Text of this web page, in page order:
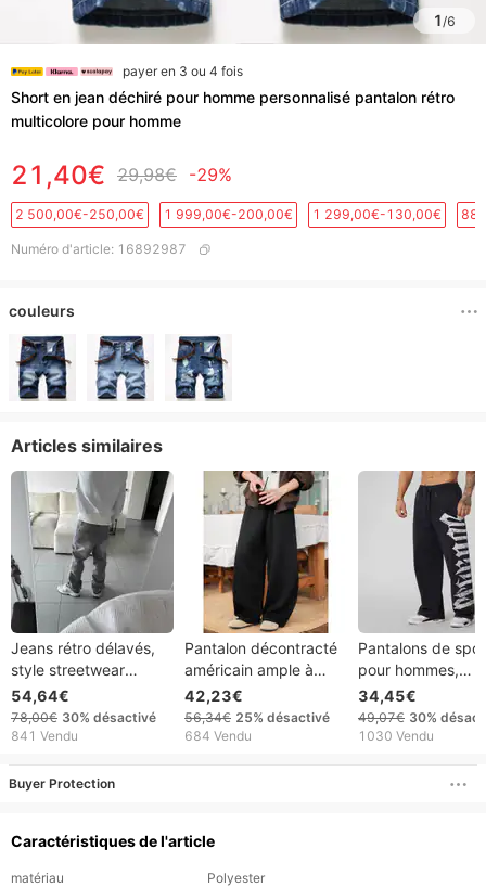
1/6
payer en 3 ou 4 fois
Short en jean déchiré pour homme personnalisé pantalon rétro
multicolore pour homme
21,40€ 29,98€ -29%
2 500,00€-250,00€ 1 999,00€-200,00€ 1 299,00€-130,00€
Numéro d'article: 16892987
couleurs
Articles similaires
Jeans rétro délavés,
style streetwear
américain, brodés de
lettres anciennes,
coupe ample, à bords
dans des tissus
54,64€
78,00€ 30% désactivé
841 Vendu
Pantalon décontracté
américain ample à
structure fendue pour
homme, collection
automne 2026.
tendance et
42,23€
56,34€ 25% désactivé
684 Vendu
Pantalons de
pour hommes,
pantalons de
de fitness, de
musculation, en
34,45€
49,07€ 30%
1030 Vendu
Buyer Protection
Caractéristiques de l'article
matériau Polyester